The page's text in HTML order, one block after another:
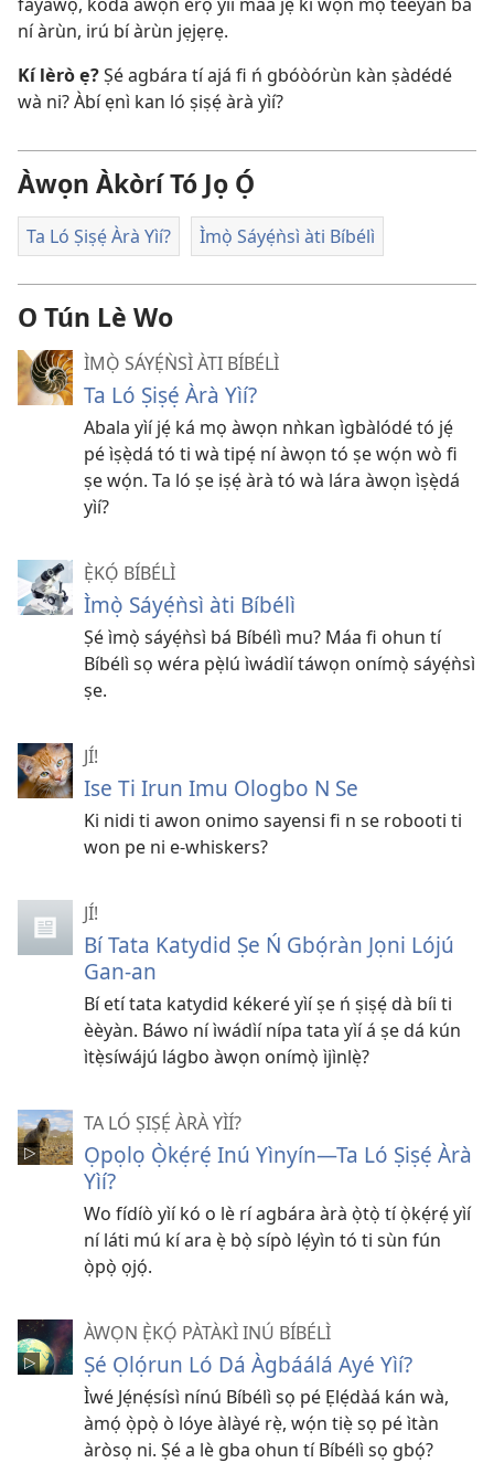
ní àrùn, irú bí àrùn jẹjẹrẹ.
Kí lèrò ẹ?Ṣé agbára tí ajá fi ń gbóòórùn kàn ṣàdédé
wà ni? Àbí ẹnì kan ló ṣiṣẹ́ àrà yìí?
Àwọn Àkòrí Tó Jọ Ọ́
Ta Ló Ṣiṣẹ́ Àrà Yìí? Ìmọ̀ Sáyẹ́ǹsì àti Bíbélì
O Tún Lè Wo
ÌMỌ̀ SÁYẸ́ǸSÌ ÀTI BÍBÉLÌ
Ta Ló Ṣiṣẹ́ Àrà Yìí?
Abala yìí jẹ́ ká mọ àwọn nǹkan ìgbàlódé tó jẹ́
pé ìṣẹ̀dá tó ti wà tipẹ́ ní àwọn tó ṣe wọ́n wò fi
ṣe wọ́n. Ta ló ṣe iṣẹ́ àrà tó wà lára àwọn ìṣẹ̀dá
yìí?
Ẹ̀KỌ́ BÍBÉLÌ
Ìmọ̀ Sáyẹ́ǹsì àti Bíbélì
Ṣé ìmọ̀ sáyẹ́ǹsì bá Bíbélì mu? Máa fi ohun tí
Bíbélì sọ wéra pẹ̀lú ìwádìí táwọn onímọ̀ sáyẹ́ǹsì
ṣe.
JÍ!
Ise Ti Irun Imu Ologbo N Se
Ki nidi ti awon onimo sayensi fi n se robooti ti
won pe ni e-whiskers?
JÍ!
Bí Tata Katydid Ṣe Ń Gbọ́ràn Jọni Lójú
Gan-an
Bí etí tata katydid kékeré yìí ṣe ń ṣiṣẹ́ dà bíi ti
èèyàn. Báwo ní ìwádìí nípa tata yìí á ṣe dá kún
ìtẹ̀síwájú lágbo àwọn onímọ̀ ìjìnlẹ̀?
TA LÓ ṢIṢẸ́ ÀRÀ YÌÍ?
Ọpọlọ Ọ̀kẹ́rẹ́ Inú Yìnyín​—Ta Ló Ṣiṣẹ́ Àrà
Yìí?
Wo fídíò yìí kó o lè rí agbára àrà ọ̀tọ̀ tí ọ̀kẹ́rẹ́ yìí
ní láti mú kí ara ẹ̀ bọ̀ sípò lẹ́yìn tó ti sùn fún
ọ̀pọ̀ ọjọ́.
ÀWỌN Ẹ̀KỌ́ PÀTÀKÌ INÚ BÍBÉLÌ
Ṣé Ọlọ́run Ló Dá Àgbáálá Ayé Yìí?
Ìwé Jẹ́nẹ́sísì nínú Bíbélì sọ pé Ẹlẹ́dàá kán wà,
àmọ́ ọ̀pọ̀ ò lóye àlàyé rẹ̀, wọ́n tiẹ̀ sọ pé ìtàn
àròsọ ni. Ṣé a lè gba ohun tí Bíbélì sọ gbọ́?